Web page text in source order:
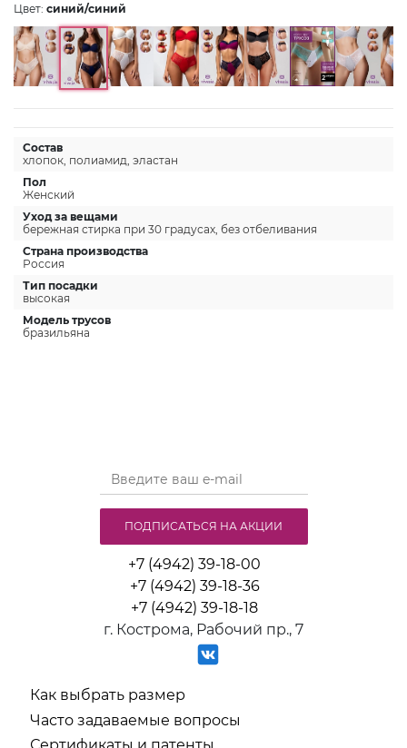
Цвет: синий/синий
Состав
хлопок, полиамид, эластан
Пол
Женский
Уход за вещами
бережная стирка при 30 градусах, без отбеливания
Страна производства
Россия
Тип посадки
высокая
Модель трусов
бразильяна
+7 (4942) 39-18-00
+7 (4942) 39-18-36
+7 (4942) 39-18-18
г. Кострома, Рабочий пр., 7
Как выбрать размер
Часто задаваемые вопросы
ПОДПИСАТЬСЯ НА АКЦИИ